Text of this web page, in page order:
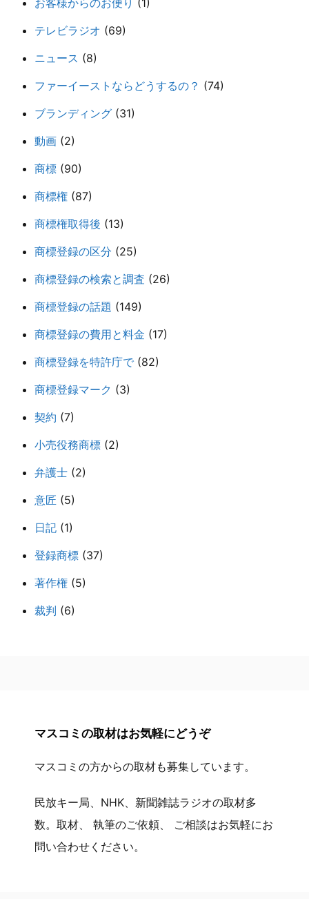
テレビラジオ (69)
ニュース (8)
ファーイーストならどうするの？ (74)
ブランディング (31)
動画 (2)
商標 (90)
商標権 (87)
商標権取得後 (13)
商標登録の区分 (25)
商標登録の検索と調査 (26)
商標登録の話題 (149)
商標登録の費用と料金 (17)
商標登録を特許庁で (82)
商標登録マーク (3)
契約 (7)
小売役務商標 (2)
弁護士 (2)
意匠 (5)
日記 (1)
登録商標 (37)
著作権 (5)
裁判 (6)
マスコミの取材はお気軽にどうぞ
マスコミの方からの取材も募集しています。
民放キー局、NHK、新聞雑誌ラジオの取材多
数。取材、 執筆のご依頼、 ご相談はお気軽にお
問い合わせください。